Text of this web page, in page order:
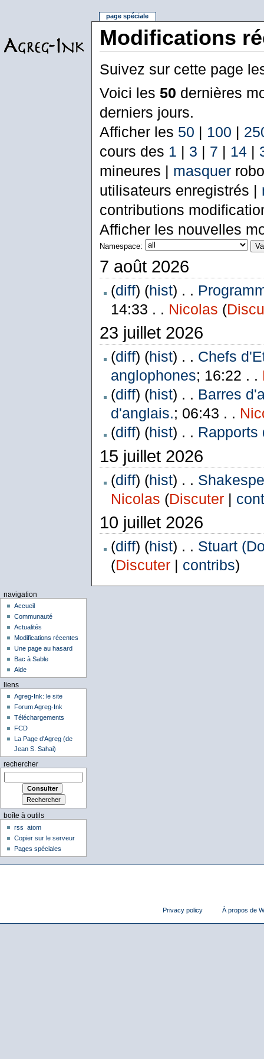
Modifications
Suivez sur cette page
Voici les 50 dernières
derniers jours.
Afficher les 50 | 100 |
cours des 1 | 3 | 7 | 14|
mineures | masquer
utilisateurs enregistrés |
contributions
Afficher les nouvelles
Namespace:
7 août 2026
(diff) (hist) . .
14:33 . . Nicolas (
23 juillet 2026
(diff) (hist) . . Chefs
anglophones; 16:22 . .
(diff) (hist) . . Barres
d'anglais.; 06:43 . .
(diff) (hist) . . Rapports
15 juillet 2026
(diff) (hist) . .
Nicolas (Discuter|
10 juillet 2026
(diff) (hist) . . Stuart
(Discuter| contribs)
page spéciale
navigation
Accueil
Communauté
Actualités
Modifications récentes
Une page au hasard
Bac à Sable
Aide
liens
Agreg-Ink: le site
Forum Agreg-Ink
Téléchargements
FCD
La Page d'Agreg (de
Jean S. Sahai)
rechercher
boîte à outils
rss
atom
Copier sur le serveur
Pages spéciales
Privacy policy À propos de